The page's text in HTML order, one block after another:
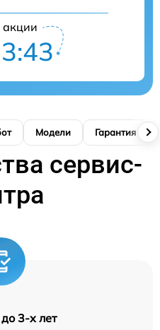
акции
Модели Гарантия
сервис-
3-х лет